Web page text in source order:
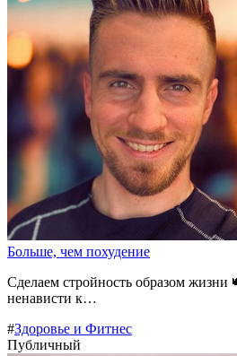
Больше, чем похудение
Сделаем стройность образом жизни
ненависти к…
#Здоровье и Фитнес
Публичный